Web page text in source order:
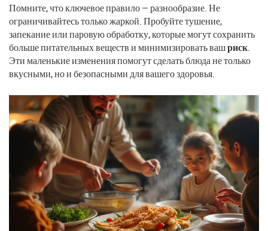
Помните, что ключевое правило — разнообразие. Не
ограничивайтесь только жаркой. Пробуйте тушение,
запекание или паровую обработку, которые могут сохранить
больше питательных веществ и минимизировать вашриск.
Эти маленькие изменения помогут сделать блюда не только
вкусными, но и безопасными для вашего здоровья.